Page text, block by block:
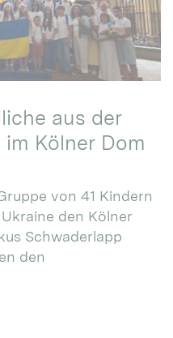
aus der
Kölner Dom
von 41 Kindern
den Kölner
Schwaderlapp
den